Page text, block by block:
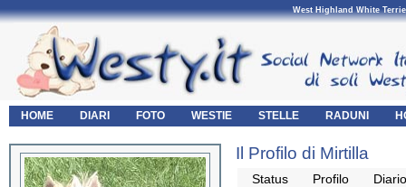
West Highland White
HOME DIARI FOTO WESTIE STELLE RADUNI
Il Profilo di Mirtilla
Status Profilo Diario